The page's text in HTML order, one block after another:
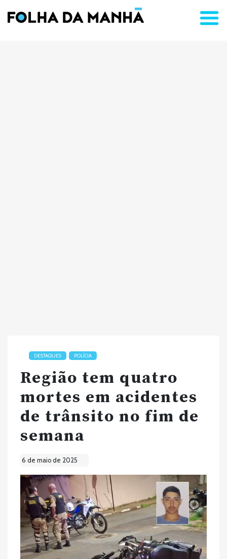
DESTAQUES POLÍCIA
Região tem quatro
mortes em acidentes
de trânsito no fim de
semana
6 de maio de 2025